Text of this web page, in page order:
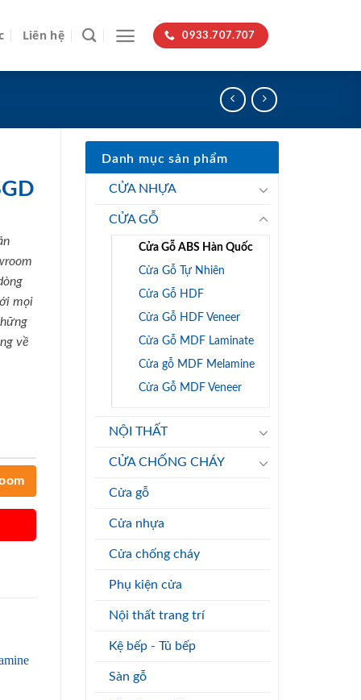
Liên hệ 0933.707.707
Danh mục sản phẩm
CỬA NHỰA
CỬA GỖ
Cửa Gỗ ABS Hàn Quốc
Cửa Gỗ Tự Nhiên
Cửa Gỗ HDF
Cửa Gỗ HDF Veneer
Cửa Gỗ MDF Laminate
Cửa gỗ MDF Melamine
Cửa Gỗ MDF Veneer
NỘI THẤT
CỬA CHỐNG CHÁY
Cửa gỗ
Cửa nhựa
Cửa chống cháy
Phụ kiện cửa
Nội thất trang trí
Kệ bếp - Tủ bếp
Sàn gỗ
mọi
về